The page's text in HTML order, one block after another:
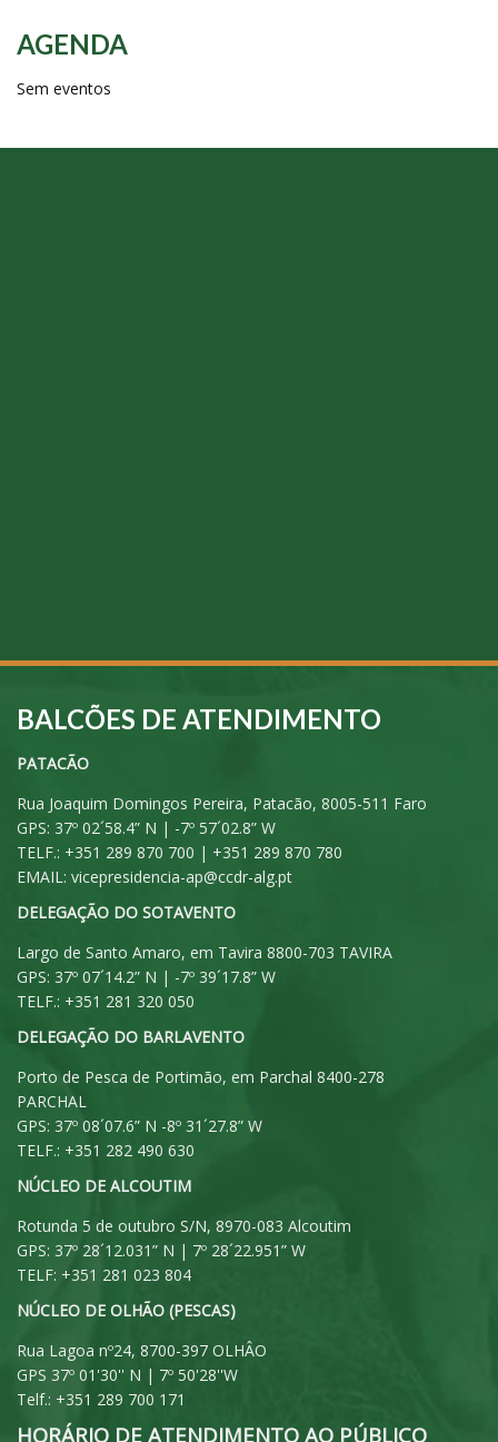
AGENDA
Sem eventos
BALCÕES DE ATENDIMENTO
PATACÃO
Rua Joaquim Domingos Pereira, Patacão, 8005-511 Faro
GPS: 37º 02´58.4” N | -7º 57´02.8” W
TELF.: +351 289 870 700 | +351 289 870 780
EMAIL: vicepresidencia-ap@ccdr-alg.pt
DELEGAÇÃO DO SOTAVENTO
Largo de Santo Amaro, em Tavira 8800-703 TAVIRA
GPS: 37º 07´14.2” N | -7º 39´17.8” W
TELF.: +351 281 320 050
DELEGAÇÃO DO BARLAVENTO
Porto de Pesca de Portimão, em Parchal 8400-278
PARCHAL
GPS: 37º 08´07.6” N -8º 31´27.8” W
TELF.: +351 282 490 630
NÚCLEO DE ALCOUTIM
Rotunda 5 de outubro S/N, 8970-083 Alcoutim
GPS: 37º 28´12.031” N | 7º 28´22.951” W
TELF: +351 281 023 804
NÚCLEO DE OLHÃO (PESCAS)
Rua Lagoa nº24, 8700-397 OLHÂO
GPS 37º 01'30'' N | 7º 50'28''W
Telf.: +351 289 700 171
HORÁRIO DE ATENDIMENTO AO PÚBLICO